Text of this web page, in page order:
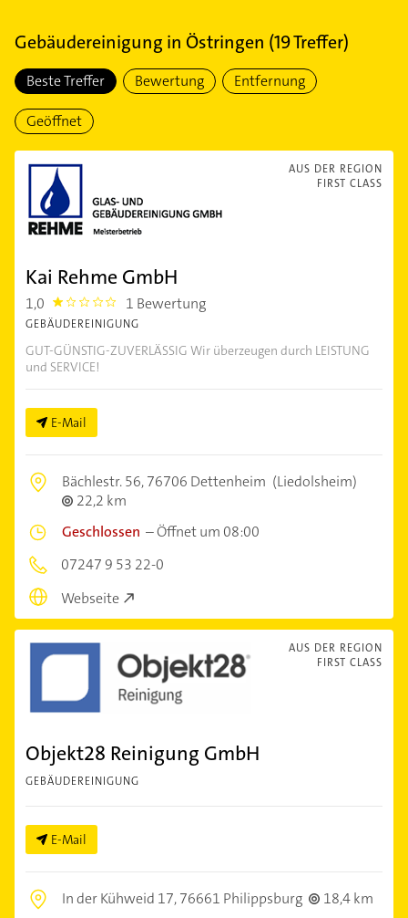
Gebäudereinigung in Östringen (19Treffer)
Beste Treffer Bewertung Entfernung
Geöffnet
AUS DER REGION
FIRST CLASS
Kai Rehme GmbH
1,0 1.0 1 Bewertung
GEBÄUDEREINIGUNG
GUT-GÜNSTIG-ZUVERLÄSSIG Wir überzeugen durch LEISTUNG
und SERVICE!
E-Mail
Bächlestr. 56,76706 Dettenheim (Liedolsheim)
22,2 km
Geschlossen –Öffnet um 08:00
07247 9 53 22-0
Webseite
AUS DER REGION
FIRST CLASS
Objekt28 Reinigung GmbH
GEBÄUDEREINIGUNG
E-Mail
In der Kühweid 17,76661 Philippsburg
18,4 km